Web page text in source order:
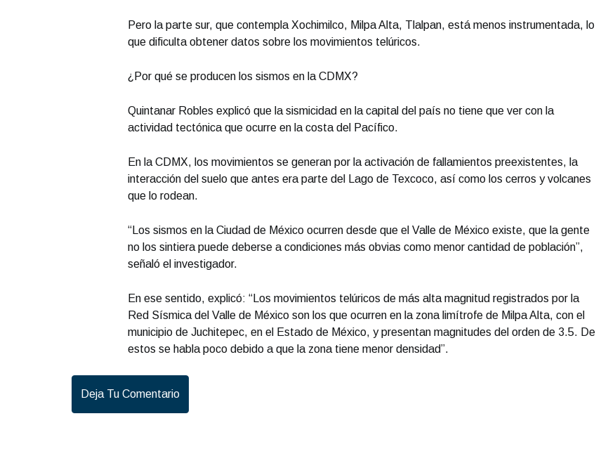
Pero la parte sur, que contempla Xochimilco, Milpa Alta, Tlalpan, está menos instrumentada, lo
que dificulta obtener datos sobre los movimientos telúricos.
¿Por qué se producen los sismos en la CDMX?
Quintanar Robles explicó que la sismicidad en la capital del país no tiene que ver con la
actividad tectónica que ocurre en la costa del Pacífico.
En la CDMX, los movimientos se generan por la activación de fallamientos preexistentes, la
interacción del suelo que antes era parte del Lago de Texcoco, así como los cerros y volcanes
que lo rodean.
“Los sismos en la Ciudad de México ocurren desde que el Valle de México existe, que la gente
no los sintiera puede deberse a condiciones más obvias como menor cantidad de población”,
señaló el investigador.
En ese sentido, explicó: “Los movimientos telúricos de más alta magnitud registrados por la
Red Sísmica del Valle de México son los que ocurren en la zona limítrofe de Milpa Alta, con el
municipio de Juchitepec, en el Estado de México, y presentan magnitudes del orden de 3.5. De
estos se habla poco debido a que la zona tiene menor densidad”.
Deja Tu Comentario